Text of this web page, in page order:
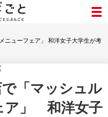
ニューフェア」 和洋女子大学生が考
「マッシュル
ア」 和洋女子